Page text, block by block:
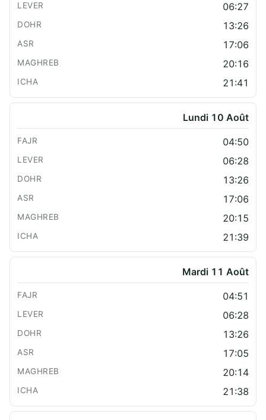
06:27
13:26
17:06
20:16
21:41
Lundi 10 Août
04:50
06:28
13:26
17:06
20:15
21:39
Mardi 11 Août
04:51
06:28
13:26
17:05
20:14
21:38